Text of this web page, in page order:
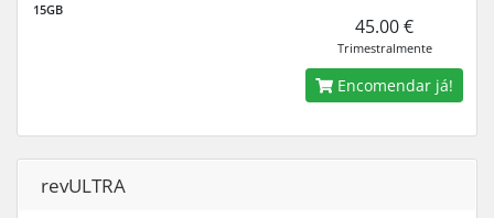
15GB
45.00 €
Trimestralmente
Encomendar já!
revULTRA